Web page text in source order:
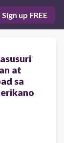
Sign up FREE
at
sa